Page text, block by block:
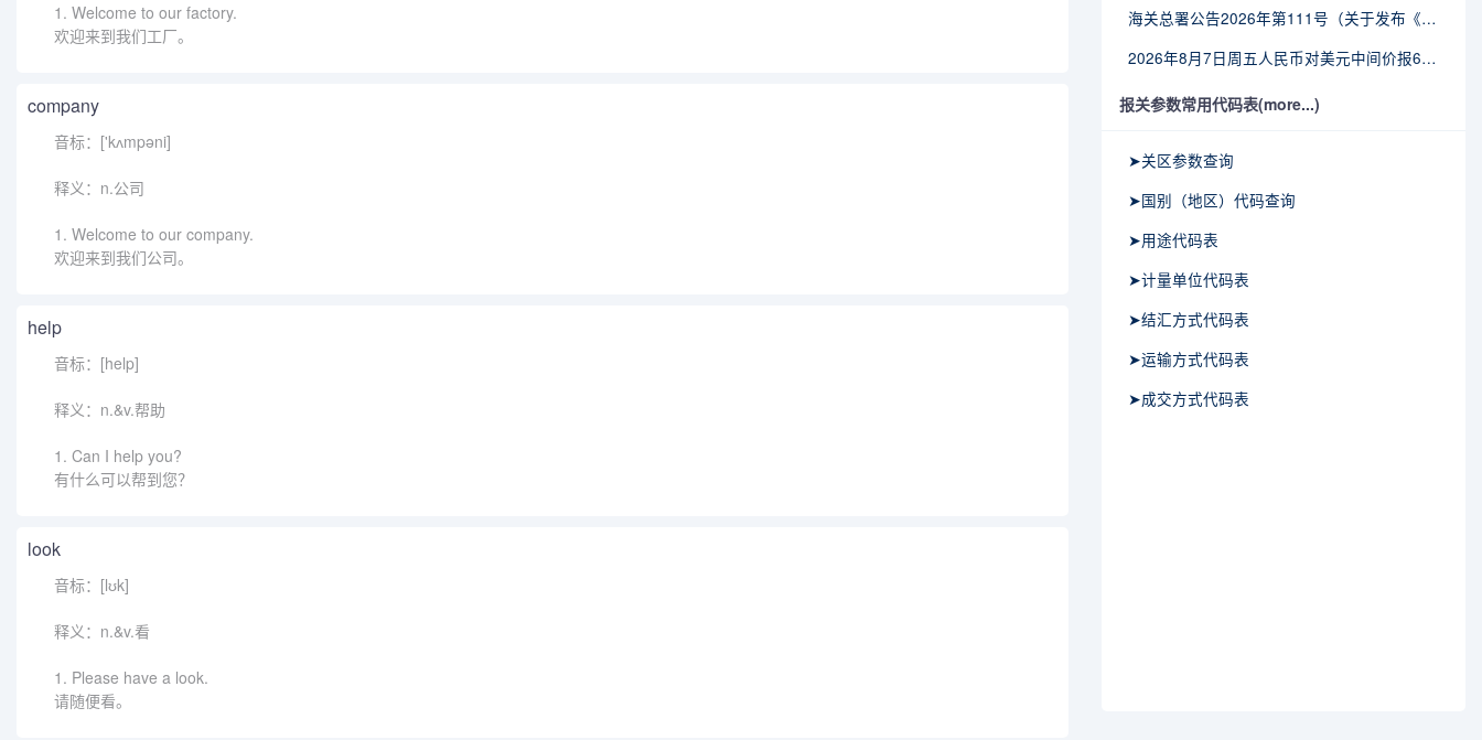
1. Welcome to our factory.
欢迎来到我们工厂。
company
音标：['kʌmpəni]
释义：n.公司
1. Welcome to our company.
欢迎来到我们公司。
help
音标：[help]
释义：n.&v.帮助
1. Can I help you?
有什么可以帮到您？
look
音标：[lʊk]
释义：n.&v.看
1. Please have a look.
请随便看。
海关总署公告2026年第111号（关于发布《进出境动植物检疫处理监督管理工作规定》《进出境卫生处理监督管理工作规定》的公告）
2026年8月7日周五人民币对美元中间价报6.7904调贬9个基点
报关参数常用代码表(more...)
➤关区参数查询
➤国别（地区）代码查询
➤用途代码表
➤计量单位代码表
➤结汇方式代码表
➤运输方式代码表
➤成交方式代码表